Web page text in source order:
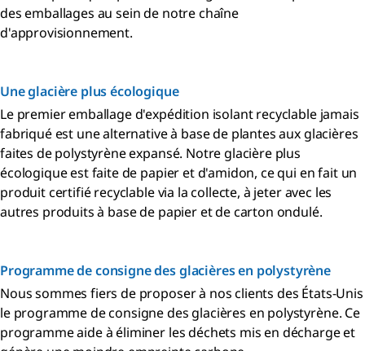
des emballages au sein de notre chaîne
d'approvisionnement.
Une glacière plus écologique
Le premier emballage d'expédition isolant recyclable jamais
fabriqué est une alternative à base de plantes aux glacières
faites de polystyrène expansé. Notre glacière plus
écologique est faite de papier et d'amidon, ce qui en fait un
produit certifié recyclable via la collecte, à jeter avec les
autres produits à base de papier et de carton ondulé.
Programme de consigne des glacières en polystyrène
Nous sommes fiers de proposer à nos clients des États-Unis
le programme de consigne des glacières en polystyrène. Ce
programme aide à éliminer les déchets mis en décharge et